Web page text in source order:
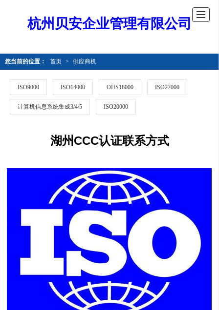
杭州贝安企业管理有限公司
您当前的位置： 首页 > 供应商机
ISO9000 ISO14000 OHS18000 ISO27000
计算机信息系统集成3/4/5 ISO20000
湖州CCC认证联系方式